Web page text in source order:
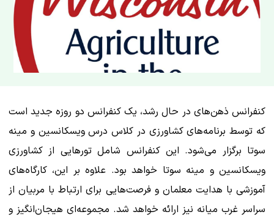
کنفرانس ذهن‌های در حال رشد، یک کنفرانس دو روزه جدید است
که توسط برنامه‌های کشاورزی در کلاس درس ویسکانسین و مینه
سوتا برگزار می‌شود. این کنفرانس شامل تورهایی از کشاورزی
ویسکانسین و مینه سوتا خواهد بود. علاوه بر این، کارگاه‌های
آموزشی با هدایت معلمان و فرصت‌هایی برای ارتباط با مربیان از
سراسر غرب میانه نیز ارائه خواهد شد. مجموعه‌ای هیجان‌انگیز و